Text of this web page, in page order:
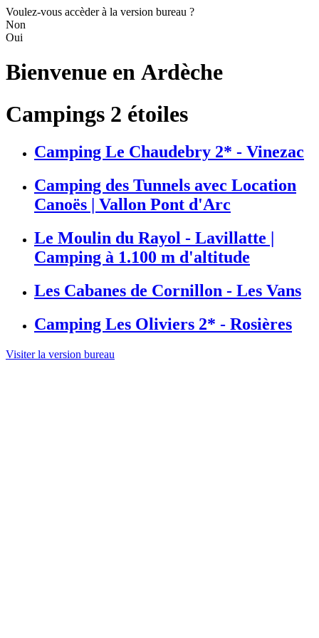
Voulez-vous accèder à la version bureau ?
Non
Oui
Bienvenue en Ardèche
Campings 2 étoiles
Camping Le Chaudebry 2* - Vinezac
Camping des Tunnels avec Location
Canoës | Vallon Pont d'Arc
Le Moulin du Rayol - Lavillatte |
Camping à 1.100 m d'altitude
Les Cabanes de Cornillon - Les Vans
Camping Les Oliviers 2* - Rosières
Visiter la version bureau